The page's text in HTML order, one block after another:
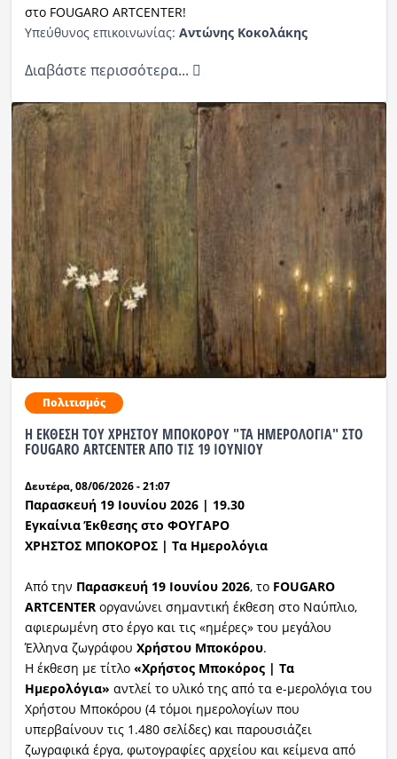
στο FOUGARO ARTCENTER!
Υπεύθυνος επικοινωνίας: Αντώνης Κοκολάκης
Διαβάστε περισσότερα...
Πολιτισμός
Η ΕΚΘΕΣΗ ΤΟΥ ΧΡΗΣΤΟΥ ΜΠΟΚΟΡΟΥ "ΤΑ ΗΜΕΡΟΛΟΓΙΑ" ΣΤΟ
FOUGARO ARTCENTER ΑΠΟ ΤΙΣ 19 ΙΟΥΝΙΟΥ
Δευτέρα, 08/06/2026 - 21:07
Παρασκευή 19 Ιουνίου2026 | 19.30
Εγκαίνια Έκθεσηςστο ΦΟΥΓΑΡΟ
ΧΡΗΣΤΟΣ ΜΠΟΚΟΡΟΣ | Τα Ημερολόγια
Από την Παρασκευή 19Ιουνίου 2026, το FOUGARO
ARTCENTERοργανώνει σημαντική έκθεση στο Ναύπλιο,
αφιερωμένη στο έργο και τις «ημέρες» του μεγάλου
Έλληνα ζωγράφου Χρήστου Μποκόρου.
Η έκθεση με τίτλο «Χρήστος Μποκόρος| Τα
Ημερολόγια» αντλεί το υλικό της από τα e-μερολόγια του
Χρήστου Μποκόρου (4 τόμοι ημερολογίων που
υπερβαίνουν τις 1.480 σελίδες) και παρουσιάζει
ζωγραφικά έργα, φωτογραφίες αρχείου και κείμενα από